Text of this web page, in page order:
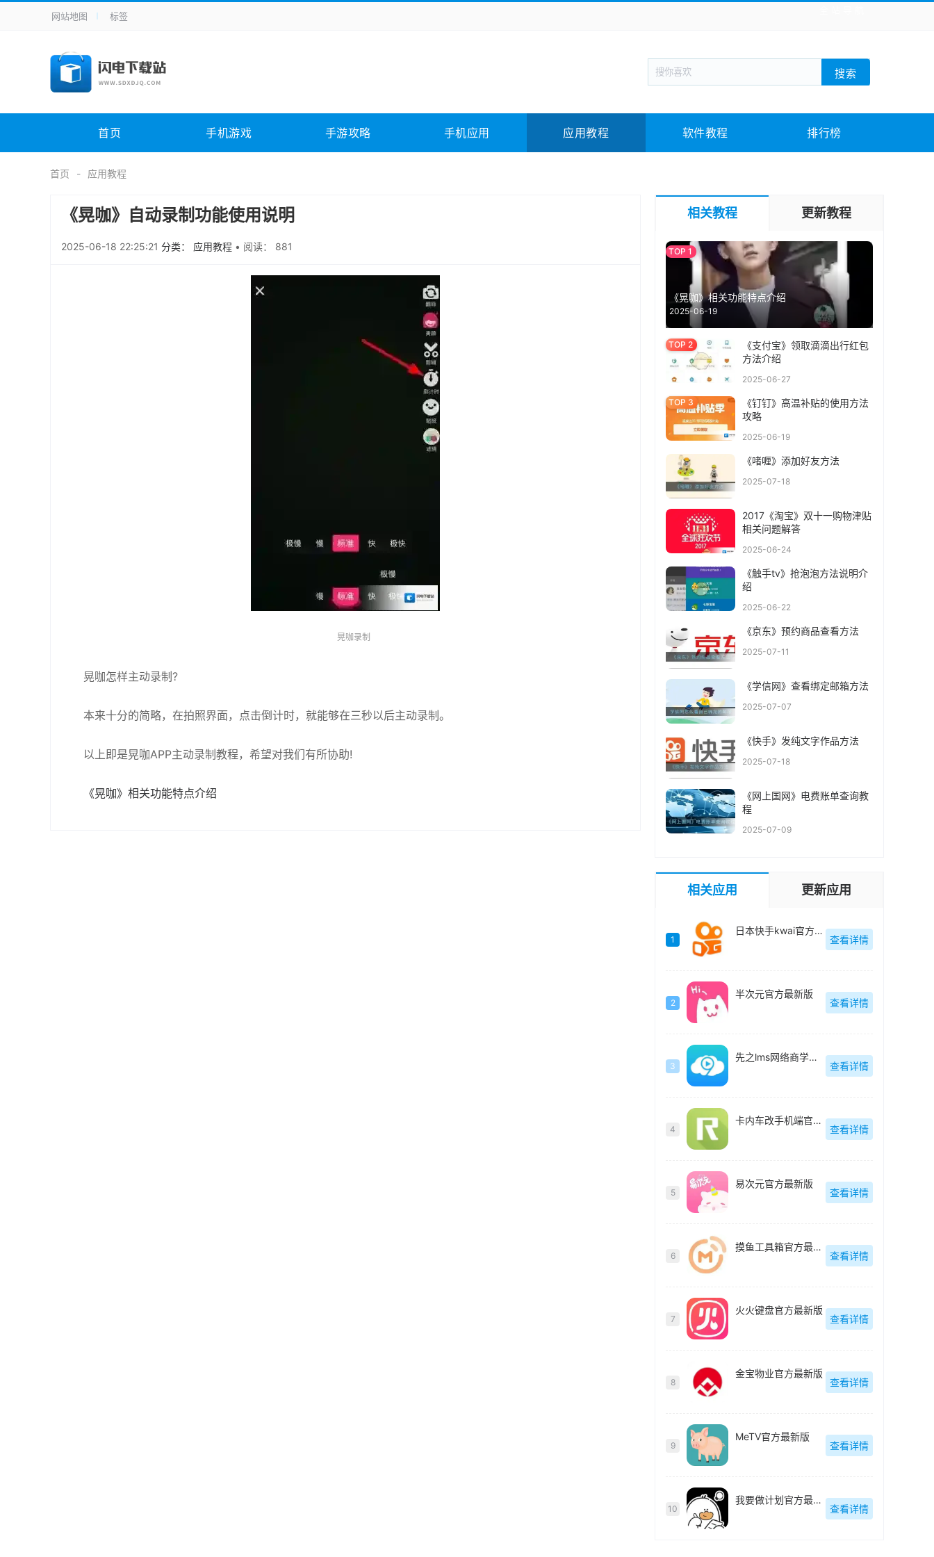
手机应用 新闻阅读 旅游出行 生活实用
手机游戏 H5游戏 回合网游 战棋游戏 枪战射击
电脑软件 其它类别 图形软件 安全相关 应用软件 影音软件 插件下载 教育教学 游戏娱乐 系统软件 素材下载
未分类 综合其它
网站地图 标签
搜索
首页 手机游戏 手游攻略 手机应用 应用教程 软件教程 排行榜
首页 应用教程
《晃咖》自动录制功能使用说明
2025-06-18 22:25:21 分类： 应用教程 • 阅读： 881
晃咖录制
晃咖怎样主动录制?
本来十分的简略，在拍照界面，点击倒计时，就能够在三秒以后主动录制。
以上即是晃咖APP主动录制教程，希望对我们有所协助!
《晃咖》相关功能特点介绍
相关教程 更新教程
《晃咖》相关功能特点介绍
2025-06-19
《支付宝》领取滴滴出行红包
方法介绍
2025-06-27
《钉钉》高温补贴的使用方法
攻略
2025-06-19
《啫喱》添加好友方法
2025-07-18
2017《淘宝》双十一购物津贴
相关问题解答
2025-06-24
《触手tv》抢泡泡方法说明介
绍
2025-06-22
《京东》预约商品查看方法
2025-07-11
《学信网》查看绑定邮箱方法
2025-07-07
《快手》发纯文字作品方法
2025-07-18
《网上国网》电费账单查询教
程
2025-07-09
相关应用 更新应用
1
日本快手kwai官方最新版
查看详情
2
半次元官方最新版
查看详情
3
先之lms网络商学院最新版
查看详情
4
卡内车改手机端官方最新版
查看详情
5
易次元官方最新版
查看详情
6
摸鱼工具箱官方最新版
查看详情
7
火火键盘官方最新版
查看详情
8
金宝物业官方最新版
查看详情
9
MeTV官方最新版
查看详情
10
我要做计划官方最新版
查看详情